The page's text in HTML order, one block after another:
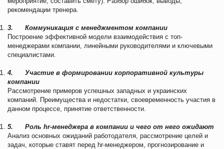
рекомендации тренера.
3. Коммуникация с менеджментом компании
Построение эффективной модели взаимодействия с топ-
менеджерами компании, линейными руководителями и ключевыми
специалистами.
4. Участие в формировании корпоративной культуры
компании
Рассмотрение примеров успешных западных и украинских
компаний. Преимущества и недостатки, своевременность участия в
данном процессе, принятие ответственности.
5. Роль hr-менеджера в компании и чего от него ожидают
Анализ основных ожиданий работодателя, рассмотрение целей и
задач, которые ставят перед hr-менеджером, прогнозирование и